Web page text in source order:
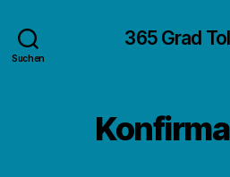
Suchen
365 Grad